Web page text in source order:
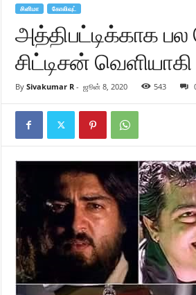
சினிமா கோலிவுட்
அத்திபட்டிக்காக
சிட்டிசன்
By Sivakumar R- ஜூன் 8, 2020 543